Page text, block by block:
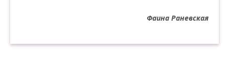
Фаина Раневская